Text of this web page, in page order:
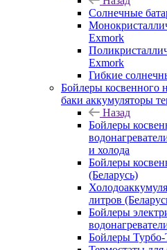
Солнечные
Exmork
Exmork
Гибкие
Бойлеры косвенного
баки аккумуляторы
Назад
Бойлеры
и холода
Бойлеры
(Беларусь)
литров
Бойлеры
Бойлеры Турбо-